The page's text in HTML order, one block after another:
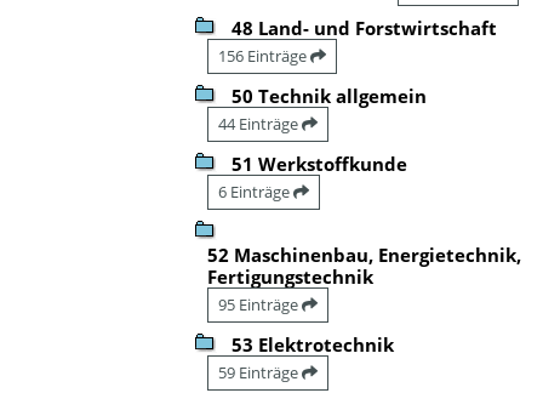
48 Land- und Forstwirtschaft
156 Einträge
50 Technik allgemein
44 Einträge
51 Werkstoffkunde
6 Einträge
52 Maschinenbau, Energietechnik,
Fertigungstechnik
95 Einträge
53 Elektrotechnik
59 Einträge